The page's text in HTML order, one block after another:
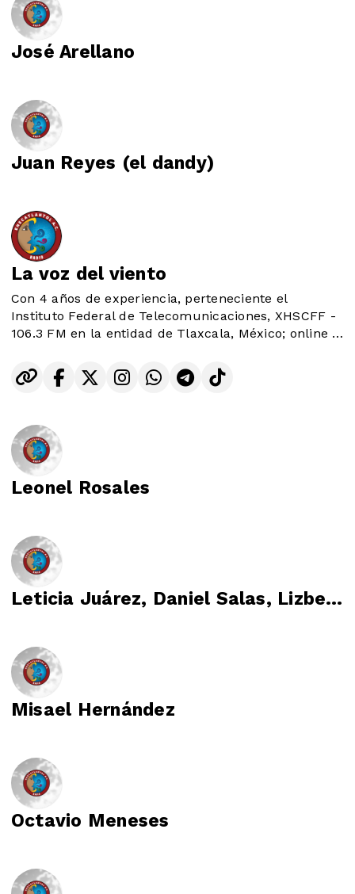
José Arellano
Juan Reyes (el dandy)
La voz del viento
Con 4 años de experiencia, perteneciente el
Instituto Federal de Telecomunicaciones, XHSCFF -
106.3 FM en la entidad de Tlaxcala, México; online y
diversos temas de impacto social, música y artistas
que son tendencia, al igual que música de
tiempo, se enfocan en el estilo de vida que
armoniza con nuestra comunidad latina y
comunidades originarias.
originarios, turismo, noticias, tecnología, deporte,
cine, música, opinión.
Leonel Rosales
Leticia Juárez, Daniel Salas, Lizbeth Pineda y Christian Santana
Misael Hernández
Octavio Meneses